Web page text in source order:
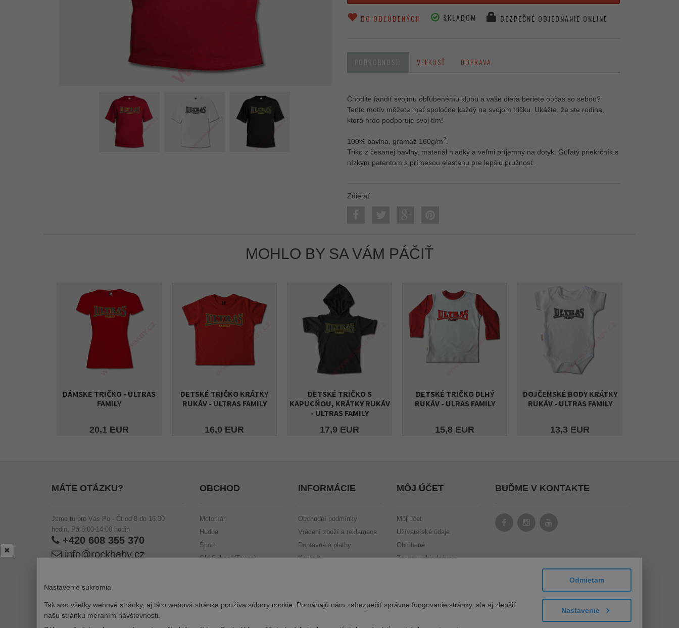
DO OBĽÚBENÝCH SKLADOM BEZPEČNÉ OBJEDNANIE ONLINE
PODROBNOSTI VEĽKOSŤ DOPRAVA
Chodite fandiť svojmu obľúbenému klubu a vaše dieťa beriete občas so sebou?
Tento motív môžete mať spoločne každý na svojom tričku. Ukážte, že ste rodina,
ktorá hrdo podporuje svoj tím!
100% bavlna, gramáž 160g/m2
Triko z česanej bavlny, materiál hladký a veľmi príjemný na dotyk. Guľatý priekrčník s
nízkym patentom s prímesou elastanu pre lepšiu pružnosť.
Zdieľať
MOHLO BY SA VÁM PÁČIŤ
DÁMSKE TRIČKO - ULTRAS
FAMILY
20,1 EUR
DETSKÉ TRIČKO KRÁTKY
RUKÁV - ULTRAS FAMILY
16,0 EUR
DETSKÉ TRIČKO S
KAPUCŇOU, KRÁTKY RUKÁV
- ULTRAS FAMILY
17,9 EUR
DETSKÉ TRIČKO DLHÝ
RUKÁV - ULRAS FAMILY
15,8 EUR
DOJČENSKÉ BODY KRÁTKY
RUKÁV - ULTRAS FAMILY
13,3 EUR
MÁTE OTÁZKU?
Jsme tu pro Vás Po - Čt od 8 do 16:30
hodin, Pá 8:00-14:00 hodin
+420 608 355 370
info@rockbaby.cz
OBCHOD
Motorkári
Hudba
Šport
Old School (Tattoo)
INFORMÁCIE
Obchodní podmínky
Vrácení zboží a reklamace
Dopravné a platby
Kontakt
Trička z Brna
MÔJ ÚČET
Môj účet
Užívateľské údaje
Obľúbené
Zoznam objednávek
BUĎME V KONTAKTE
✖
Nastavenie súkromia
Tak ako všetky webové stránky, aj táto webová stránka používa súbory cookie. Pomáhajú nám zabezpečiť správne fungovanie stránky, ale aj zlepšiť
našu stránku meraním návštevnosti.
Odmietam
Nastavenie